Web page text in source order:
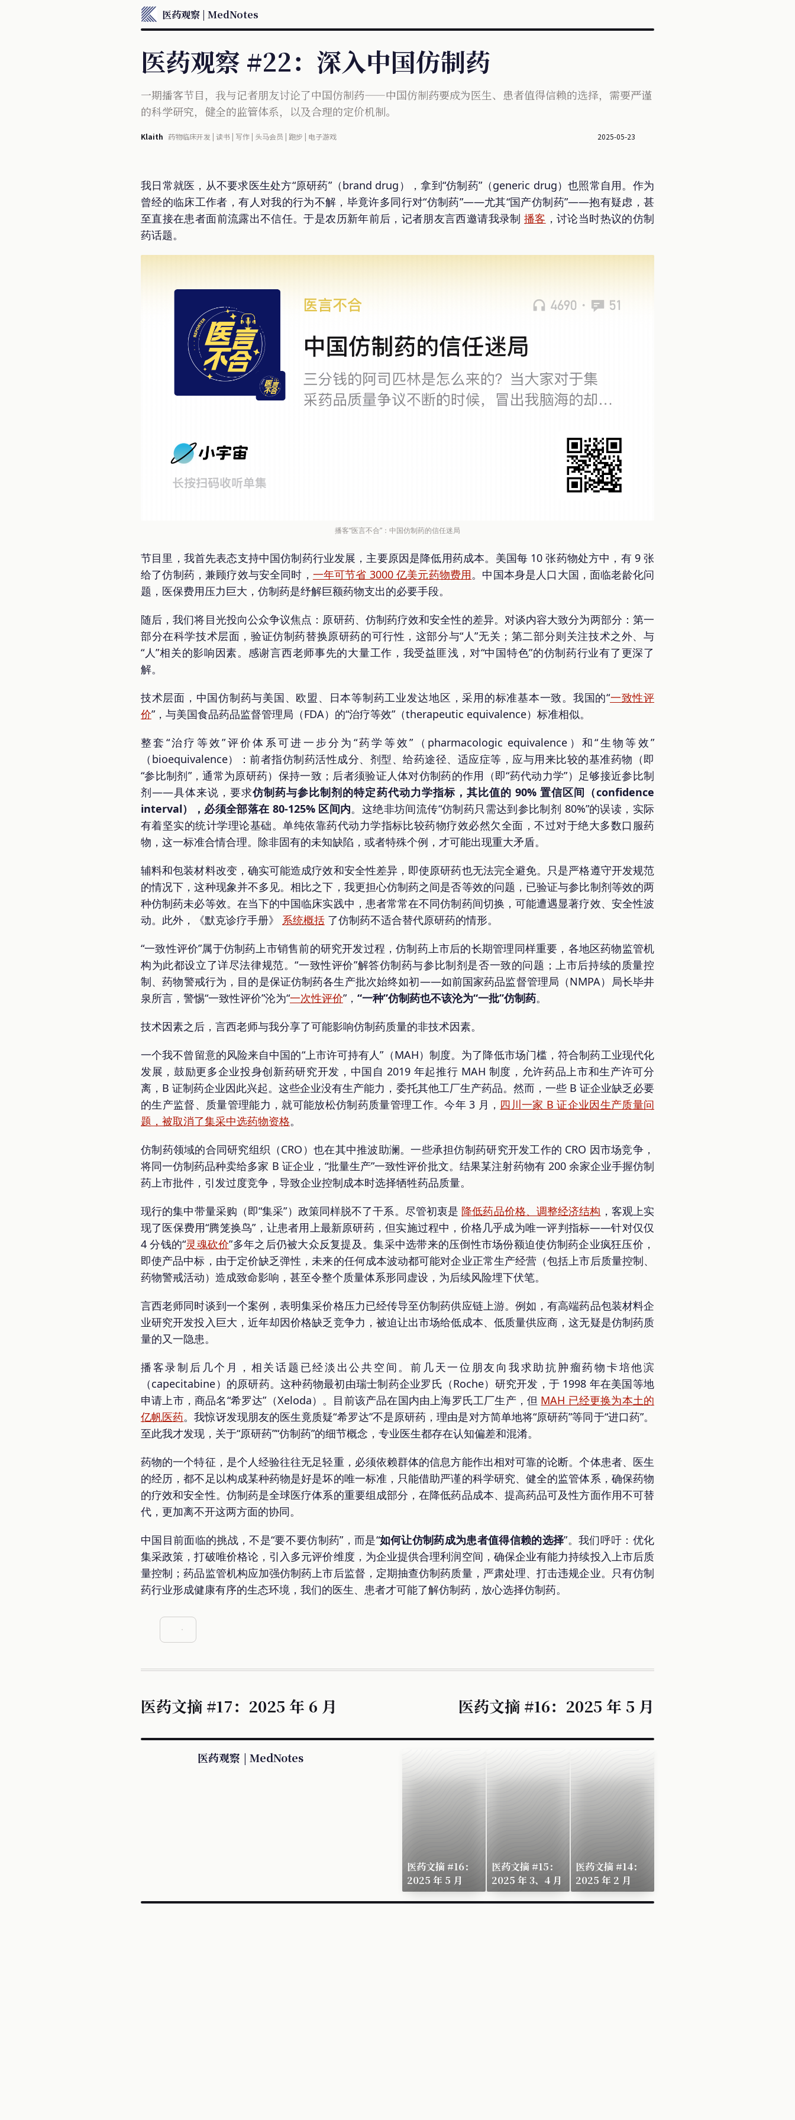
医药观察 | MedNotes
医药观察 #22：深入中国仿制药
一期播客节目，我与记者朋友讨论了中国仿制药——中国仿制药要成为医生、患者值得信赖的选择，需要严谨
的科学研究，健全的监管体系，以及合理的定价机制。
Klaith 药物临床开发 | 读书 | 写作 | 头马会员 | 跑步 | 电子游戏 2025-05-23
我日常就医，从不要求医生处方“原研药”（brand drug），拿到“仿制药”（generic drug）也照常自用。作为
曾经的临床工作者，有人对我的行为不解，毕竟许多同行对“仿制药”——尤其“国产仿制药”——抱有疑虑，甚
至直接在患者面前流露出不信任。于是农历新年前后，记者朋友言西邀请我录制播客 ，讨论当时热议的仿制
药话题。
播客“医言不合”：中国仿制药的信任迷局
节目里，我首先表态支持中国仿制药行业发展，主要原因是降低用药成本。美国每 10 张药物处方中，有 9 张
给了仿制药，兼顾疗效与安全同时， 一年可节省 3000 亿美元药物费用。中国本身是人口大国，面临老龄化问
题，医保费用压力巨大，仿制药是纾解巨额药物支出的必要手段。
随后，我们将目光投向公众争议焦点：原研药、仿制药疗效和安全性的差异。对谈内容大致分为两部分：第一
部分在科学技术层面，验证仿制药替换原研药的可行性，这部分与“人”无关；第二部分则关注技术之外、与
“人”相关的影响因素。感谢言西老师事先的大量工作，我受益匪浅，对“中国特色”的仿制药行业有了更深了
解。
技术层面，中国仿制药与美国、欧盟、日本等制药工业发达地区，采用的标准基本一致。我国的“一致性评
价”，与美国食品药品监督管理局（FDA）的“治疗等效”（therapeutic equivalence）标准相似。
整套“治疗等效”评价体系可进一步分为“药学等效”（pharmacologic equivalence）和“生物等效”
（bioequivalence）：前者指仿制药活性成分、剂型、给药途径、适应症等，应与用来比较的基准药物（即
“参比制剂”，通常为原研药）保持一致；后者须验证人体对仿制药的作用（即“药代动力学”）足够接近参比制
剂——具体来说，要求仿制药与参比制剂的特定药代动力学指标，其比值的 90% 置信区间（confidence
interval），必须全部落在 80-125% 区间内。这绝非坊间流传“仿制药只需达到参比制剂 80%”的误读，实际
有着坚实的统计学理论基础。单纯依靠药代动力学指标比较药物疗效必然欠全面，不过对于绝大多数口服药
物，这一标准合情合理。除非固有的未知缺陷，或者特殊个例，才可能出现重大矛盾。
辅料和包装材料改变，确实可能造成疗效和安全性差异，即使原研药也无法完全避免。只是严格遵守开发规范
的情况下，这种现象并不多见。相比之下，我更担心仿制药之间是否等效的问题，已验证与参比制剂等效的两
种仿制药未必等效。在当下的中国临床实践中，患者常常在不同仿制药间切换，可能遭遇显著疗效、安全性波
动。此外，《默克诊疗手册》 系统概括 了仿制药不适合替代原研药的情形。
“一致性评价”属于仿制药上市销售前的研究开发过程，仿制药上市后的长期管理同样重要，各地区药物监管机
构为此都设立了详尽法律规范。“一致性评价”解答仿制药与参比制剂是否一致的问题；上市后持续的质量控
制、药物警戒行为，目的是保证仿制药各生产批次始终如初——如前国家药品监督管理局（NMPA）局长毕井
泉所言，警惕“一致性评价”沦为“一次性评价”， “一种”仿制药也不该沦为“一批”仿制药。
技术因素之后，言西老师与我分享了可能影响仿制药质量的非技术因素。
一个我不曾留意的风险来自中国的“上市许可持有人”（MAH）制度。为了降低市场门槛，符合制药工业现代化
发展，鼓励更多企业投身创新药研究开发，中国自 2019 年起推行 MAH 制度，允许药品上市和生产许可分
离，B 证制药企业因此兴起。这些企业没有生产能力，委托其他工厂生产药品。然而，一些 B 证企业缺乏必要
的生产监督、质量管理能力，就可能放松仿制药质量管理工作。今年 3 月， 四川一家 B 证企业因生产质量问
题，被取消了集采中选药物资格。
仿制药领域的合同研究组织（CRO）也在其中推波助澜。一些承担仿制药研究开发工作的 CRO 因市场竞争，
将同一仿制药品种卖给多家 B 证企业，“批量生产”一致性评价批文。结果某注射药物有 200 余家企业手握仿制
药上市批件，引发过度竞争，导致企业控制成本时选择牺牲药品质量。
现行的集中带量采购（即“集采”）政策同样脱不了干系。尽管初衷是 降低药品价格、调整经济结构 ，客观上实
现了医保费用“腾笼换鸟”，让患者用上最新原研药，但实施过程中，价格几乎成为唯一评判指标——针对仅仅
4 分钱的“灵魂砍价”多年之后仍被大众反复提及。集采中选带来的压倒性市场份额迫使仿制药企业疯狂压价，
即使产品中标，由于定价缺乏弹性，未来的任何成本波动都可能对企业正常生产经营（包括上市后质量控制、
药物警戒活动）造成致命影响，甚至令整个质量体系形同虚设，为后续风险埋下伏笔。
言西老师同时谈到一个案例，表明集采价格压力已经传导至仿制药供应链上游。例如，有高端药品包装材料企
业研究开发投入巨大，近年却因价格缺乏竞争力，被迫让出市场给低成本、低质量供应商，这无疑是仿制药质
量的又一隐患。
播客录制后几个月，相关话题已经淡出公共空间。前几天一位朋友向我求助抗肿瘤药物卡培他滨
（capecitabine）的原研药。这种药物最初由瑞士制药企业罗氏（Roche）研究开发，于 1998 年在美国等地
申请上市，商品名“希罗达”（Xeloda）。目前该产品在国内由上海罗氏工厂生产，但 MAH 已经更换为本土的
亿帆医药。我惊讶发现朋友的医生竟质疑“希罗达”不是原研药，理由是对方简单地将“原研药”等同于“进口药”。
至此我才发现，关于“原研药”“仿制药”的细节概念，专业医生都存在认知偏差和混淆。
药物的一个特征，是个人经验往往无足轻重，必须依赖群体的信息方能作出相对可靠的论断。个体患者、医生
的经历，都不足以构成某种药物是好是坏的唯一标准，只能借助严谨的科学研究、健全的监管体系，确保药物
的疗效和安全性。仿制药是全球医疗体系的重要组成部分，在降低药品成本、提高药品可及性方面作用不可替
代，更加离不开这两方面的协同。
中国目前面临的挑战，不是“要不要仿制药”，而是“如何让仿制药成为患者值得信赖的选择”。我们呼吁：优化
集采政策，打破唯价格论，引入多元评价维度，为企业提供合理利润空间，确保企业有能力持续投入上市后质
量控制；药品监管机构应加强仿制药上市后监督，定期抽查仿制药质量，严肃处理、打击违规企业。只有仿制
药行业形成健康有序的生态环境，我们的医生、患者才可能了解仿制药，放心选择仿制药。
医药文摘 #17：2025 年 6 月 医药文摘 #16：2025 年 5 月
医药观察 | MedNotes
医药文摘 #16：
2025 年 5 月
医药文摘 #15：
2025 年 3、4 月
医药文摘 #14：
2025 年 2 月